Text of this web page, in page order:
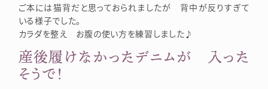
ご本には猫背だと思っておられましたが 背中が反りすぎて
いる様子でした。
カラダを整え お腹の使い方を練習しました♪
産後履けなかったデニムが 入った
そうで！